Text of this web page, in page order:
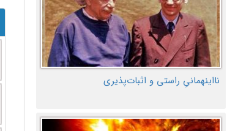
نااینهمانیِ راستی و اثبات‌پذیری